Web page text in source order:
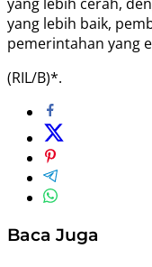
yang lebih baik,
pemerintahan yang
(RIL/B)*.
Baca Juga